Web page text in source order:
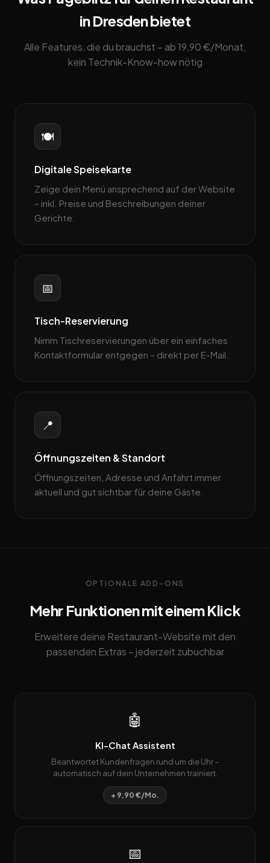
in Dresden bietet
Alle Features, die du brauchst – ab 19,90 €/Monat,
kein Technik-Know-how nötig
🍽️
Digitale Speisekarte
Zeige dein Menü ansprechend auf der Website
– inkl. Preise und Beschreibungen deiner
Gerichte.
📅
Tisch-Reservierung
Nimm Tischreservierungen über ein einfaches
Kontaktformular entgegen – direkt per E-Mail.
📍
Öffnungszeiten & Standort
Öffnungszeiten, Adresse und Anfahrt immer
aktuell und gut sichtbar für deine Gäste.
OPTIONALE ADD-ONS
Mehr Funktionen mit einem Klick
Erweitere deine Restaurant-Website mit den
passenden Extras – jederzeit zubuchbar
🤖
KI-Chat Assistent
Beantwortet Kundenfragen rund um die Uhr –
automatisch auf dein Unternehmen trainiert.
+ 9,90 €/Mo.
📅